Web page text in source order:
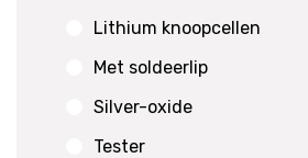
Lithium knoopcellen
Met soldeerlip
Silver-oxide
Tester